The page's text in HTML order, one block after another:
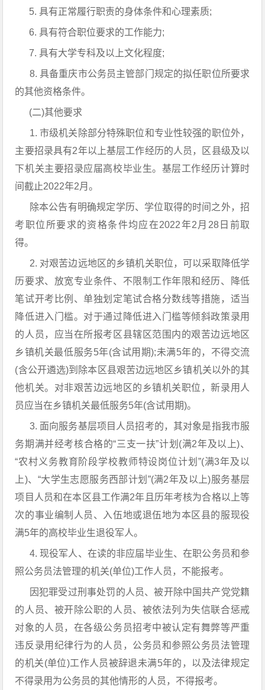
5. 具有正常履行职责的身体条件和心理素质;
6. 具有符合职位要求的工作能力;
7. 具有大学专科及以上文化程度;
8. 具备重庆市公务员主管部门规定的拟任职位所要求
的其他资格条件。
(二)其他要求
1. 市级机关除部分特殊职位和专业性较强的职位外，
主要招录具有2年以上基层工作经历的人员，区县级及以
下机关主要招录应届高校毕业生。基层工作经历计算时
间截止2022年2月。
除本公告有明确规定学历、学位取得的时间之外，招
考职位所要求的资格条件均应在2022年2月28日前取
得。
2. 对艰苦边远地区的乡镇机关职位，可以采取降低学
历要求、放宽专业条件、不限制工作年限和经历、降低
笔试开考比例、单独划定笔试合格分数线等措施，适当
降低进入门槛。对于通过降低进入门槛等倾斜政策录用
的人员，应当在所报考区县辖区范围内的艰苦边远地区
乡镇机关最低服务5年(含试用期);未满5年的，不得交流
(含公开遴选)到除本区县艰苦边远地区乡镇机关以外的其
他机关。对非艰苦边远地区的乡镇机关职位，新录用人
员应当在乡镇机关最低服务5年(含试用期)。
3. 面向服务基层项目人员招考的，其对象是指我市服
务期满并经考核合格的“三支一扶”计划(满2年及以上)、
“农村义务教育阶段学校教师特设岗位计划”(满3年及以
上)、“大学生志愿服务西部计划”(满2年及以上)服务基层
项目人员和在本区县工作满2年且历年考核为合格以上等
次的事业编制人员、入伍地或退伍地为本区县的服现役
满5年的高校毕业生退役军人。
4. 现役军人、在读的非应届毕业生、在职公务员和参
照公务员法管理的机关(单位)工作人员，不能报考。
因犯罪受过刑事处罚的人员、被开除中国共产党党籍
的人员、被开除公职的人员、被依法列为失信联合惩戒
对象的人员，在各级公务员招考中被认定有舞弊等严重
违反录用纪律行为的人员，公务员和参照公务员法管理
的机关(单位)工作人员被辞退未满5年的，以及法律规定
不得录用为公务员的其他情形的人员，不得报考。